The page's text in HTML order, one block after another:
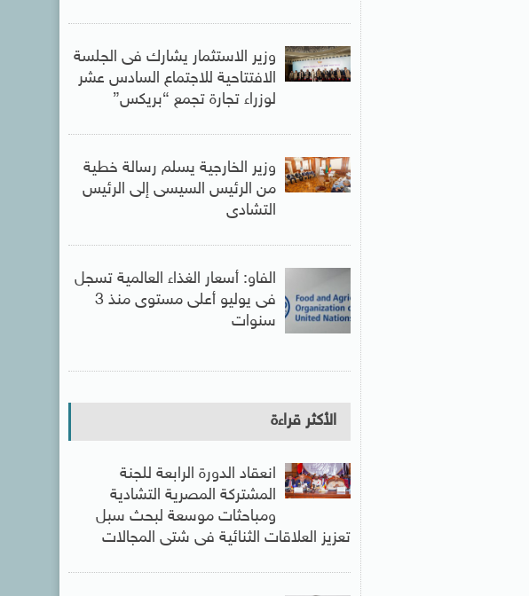
وزير الاستثمار يشارك فى الجلسة
الافتتاحية للاجتماع السادس عشر
لوزراء تجارة تجمع “بريكس”
وزير الخارجية يسلم رسالة خطية
من الرئيس السيسى إلى الرئيس
التشادى
الفاو: أسعار الغذاء العالمية تسجل
فى يوليو أعلى مستوى منذ 3
سنوات
الأكثر قراءة
انعقاد الدورة الرابعة للجنة
المشتركة المصرية التشادية
ومباحثات موسعة لبحث سبل
تعزيز العلاقات الثنائية فى شتى المجالات